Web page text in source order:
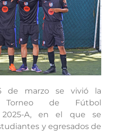
de marzo se vivió la
Torneo de Fútbol
2025-A, en el que se
y egresados de